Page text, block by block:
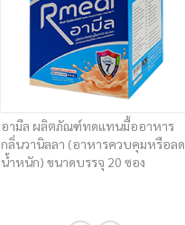
อามีล ผลิตภัณฑ์ทดแทนมื้ออาหาร
กลิ่นวานิลลา (อาหารควบคุมหรือลด
น้ำหนัก) ขนาดบรรจุ 20 ซอง